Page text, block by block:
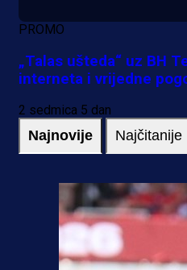
PROMO
„Talas ušteda“ uz BH
interneta i vrijedne
2 sedmica 5 dan
Najnovije Najčitanije